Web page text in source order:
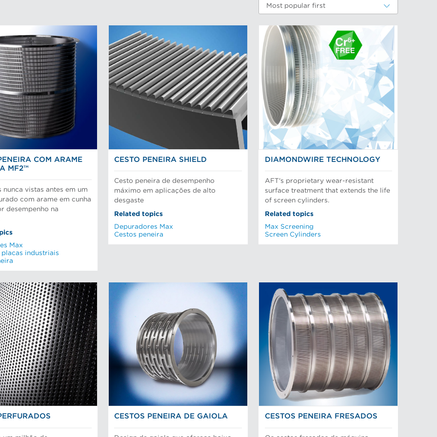
Most popular first
COM ARAME
MF2™
nunca vistas antes em um
com arame em cunha
desempenho na
Max
industriais
CESTO PENEIRA SHIELD
Cesto peneira de desempenho
máximo em aplicações de alto
desgaste
Related topics
Depuradores Max
Cestos peneira
DIAMONDWIRE TECHNOLOGY
AFT's proprietary wear-resistant
surface treatment that extends the life
of screen cylinders.
Related topics
Max Screening
Screen Cylinders
CESTOS PENEIRA DE GAIOLA CESTOS PENEIRA FRESADOS